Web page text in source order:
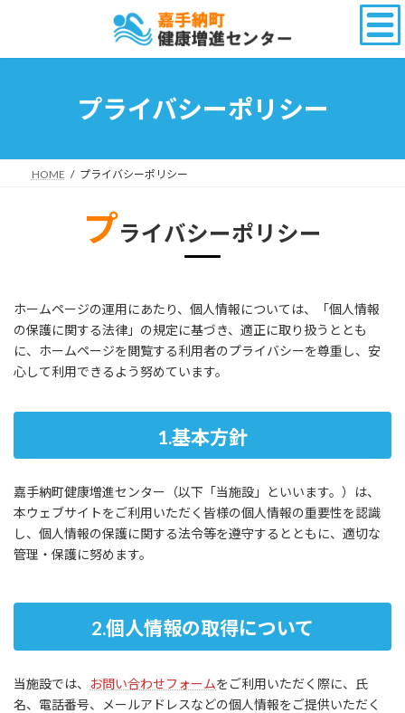
ン
ー
プライバシーポリシー
HOME プライバシーポリシー
プライバシーポリシー
ホームページの運用にあたり、個人情報については、「個人情報
の保護に関する法律」の規定に基づき、適正に取り扱うととも
に、ホームページを閲覧する利用者のプライバシーを尊重し、安
心して利用できるよう努めています。
1.基本方針
嘉手納町健康増進センター（以下「当施設」といいます。）は、
本ウェブサイトをご利用いただく皆様の個人情報の重要性を認識
し、個人情報の保護に関する法令等を遵守するとともに、適切な
管理・保護に努めます。
2.個人情報の取得について
当施設では、 お問い合わせフォームをご利用いただく際に、氏
名、電話番号、メールアドレスなどの個人情報をご提供いただく